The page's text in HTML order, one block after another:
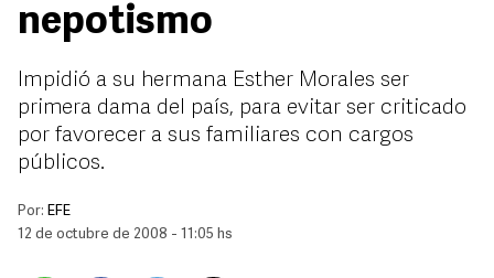
nepotismo
Impidió a su hermana Esther Morales ser
primera dama del país, para evitar ser criticado
por favorecer a sus familiares con cargos
públicos.
Por: EFE
12 de octubre de 2008 - 11:05 hs